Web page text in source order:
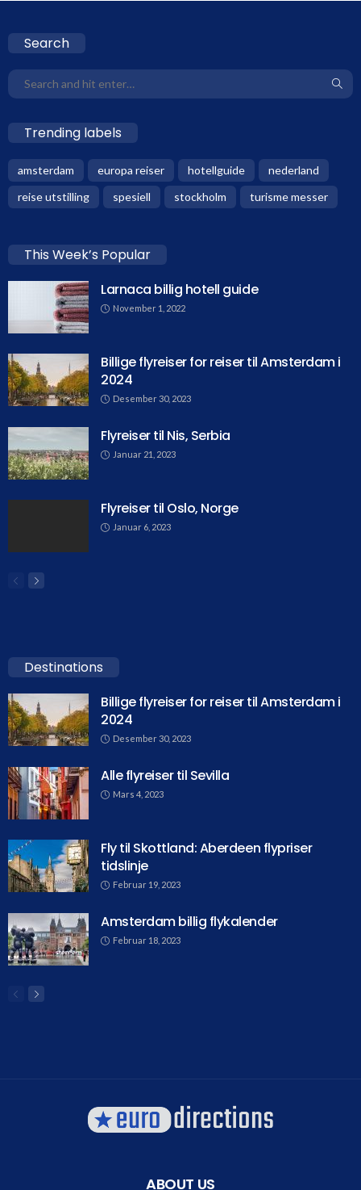
Search
Trending labels
amsterdam europa reiser hotellguide
nederland
reise utstilling
spesiell stockholm turisme messer
This Week’s Popular
Larnaca billig hotell guide
November 1, 2022
Billige flyreiser for reiser til Amsterdam i
2024
Desember 30, 2023
Flyreiser til Nis, Serbia
Januar 21, 2023
Flyreiser til Oslo, Norge
Januar 6, 2023
Destinations
Billige flyreiser for reiser til Amsterdam i
2024
Desember 30, 2023
Alle flyreiser til Sevilla
Mars 4, 2023
Fly til Skottland: Aberdeen flypriser
tidslinje
Februar 19, 2023
Amsterdam billig flykalender
Februar 18, 2023
ABOUT US